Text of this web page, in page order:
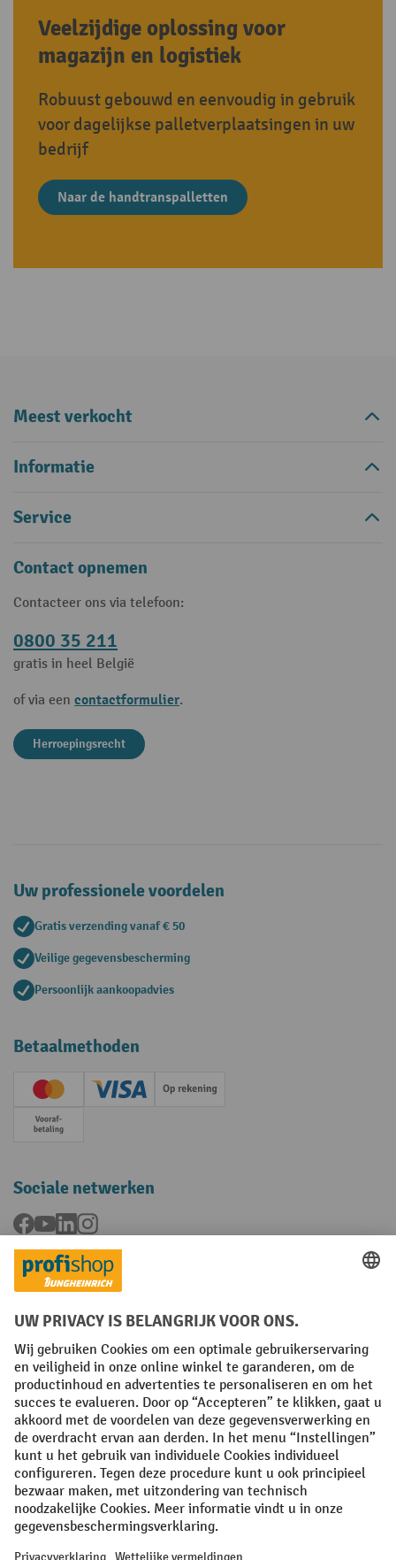
Veelzijdige oplossing voor
magazijn en logistiek
Robuust gebouwd en eenvoudig in gebruik
voor dagelijkse palletverplaatsingen in uw
bedrijf
Naar de handtranspalletten
Meest verkocht
Informatie
Service
Contact opnemen
Contacteer ons via telefoon:
0800 35 211
gratis in heel België
of via een contactformulier.
Herroepingsrecht
Uw professionele voordelen
Gratis verzending vanaf € 50
Veilige gegevensbescherming
Persoonlijk aankoopadvies
Betaalmethoden
Creditcard (Master)Creditcard (Visa)Op rekening
Vooruitbetaling
Sociale netwerken
Facebook
YouTubeLinkedInInstagram
Talen
FR NL
Algemene verkoopvoorwaarden Copyright
Privacyverklaring Privacy-instellingen
All prices excl. VAT plusshipping costsand possible delivery charges,
if not stated otherwise.
¹ De korting is geldig tot en met de vermelde datum. Combinatie met